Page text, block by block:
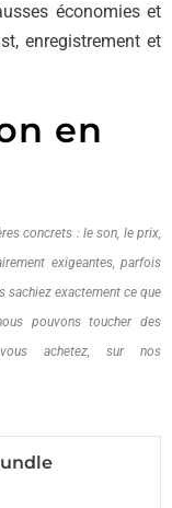
économies et
enregistrement et
en
concrets : le son, le prix,
exigeantes, parfois
sachiez exactement ce que
pouvons toucher des
achetez, sur nos